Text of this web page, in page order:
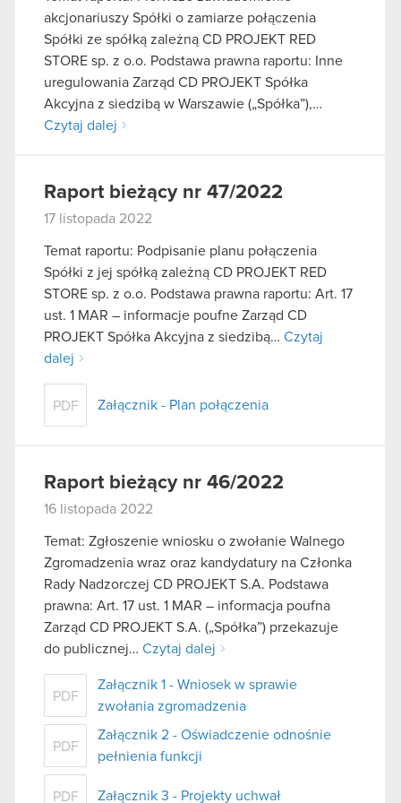
akcjonariuszy Spółki o zamiarze połączenia
Spółki ze spółką zależną CD PROJEKT RED
STORE sp. z o.o. Podstawa prawna raportu: Inne
uregulowania Zarząd CD PROJEKT Spółka
Akcyjna z siedzibą w Warszawie („Spółka”),…
Czytaj dalej
Raport bieżący nr 47/2022
17 listopada 2022
Temat raportu: Podpisanie planu połączenia
Spółki z jej spółką zależną CD PROJEKT RED
STORE sp. z o.o. Podstawa prawna raportu: Art. 17
ust. 1 MAR – informacje poufne Zarząd CD
PROJEKT Spółka Akcyjna z siedzibą… Czytaj
dalej
PDF Załącznik - Plan połączenia
Raport bieżący nr 46/2022
16 listopada 2022
Temat: Zgłoszenie wniosku o zwołanie Walnego
Zgromadzenia wraz oraz kandydatury na Członka
Rady Nadzorczej CD PROJEKT S.A. Podstawa
prawna: Art. 17 ust. 1 MAR – informacja poufna
Zarząd CD PROJEKT S.A. („Spółka”) przekazuje
do publicznej… Czytaj dalej
PDF
Załącznik 1 - Wniosek w sprawie
zwołania zgromadzenia
PDF
Załącznik 2 - Oświadczenie odnośnie
pełnienia funkcji
PDF Załącznik 3 - Projekty uchwał